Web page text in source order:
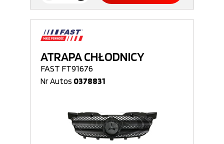
ATRAPA CHŁODNICY
FAST FT91676
Nr Autos 0378831